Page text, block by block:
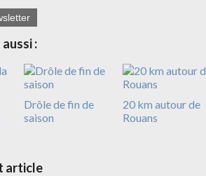
:
Drôle de fin de
saison
20 km autour de
Rouans
article